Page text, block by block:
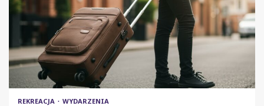
REKREACJA WYDARZENIA